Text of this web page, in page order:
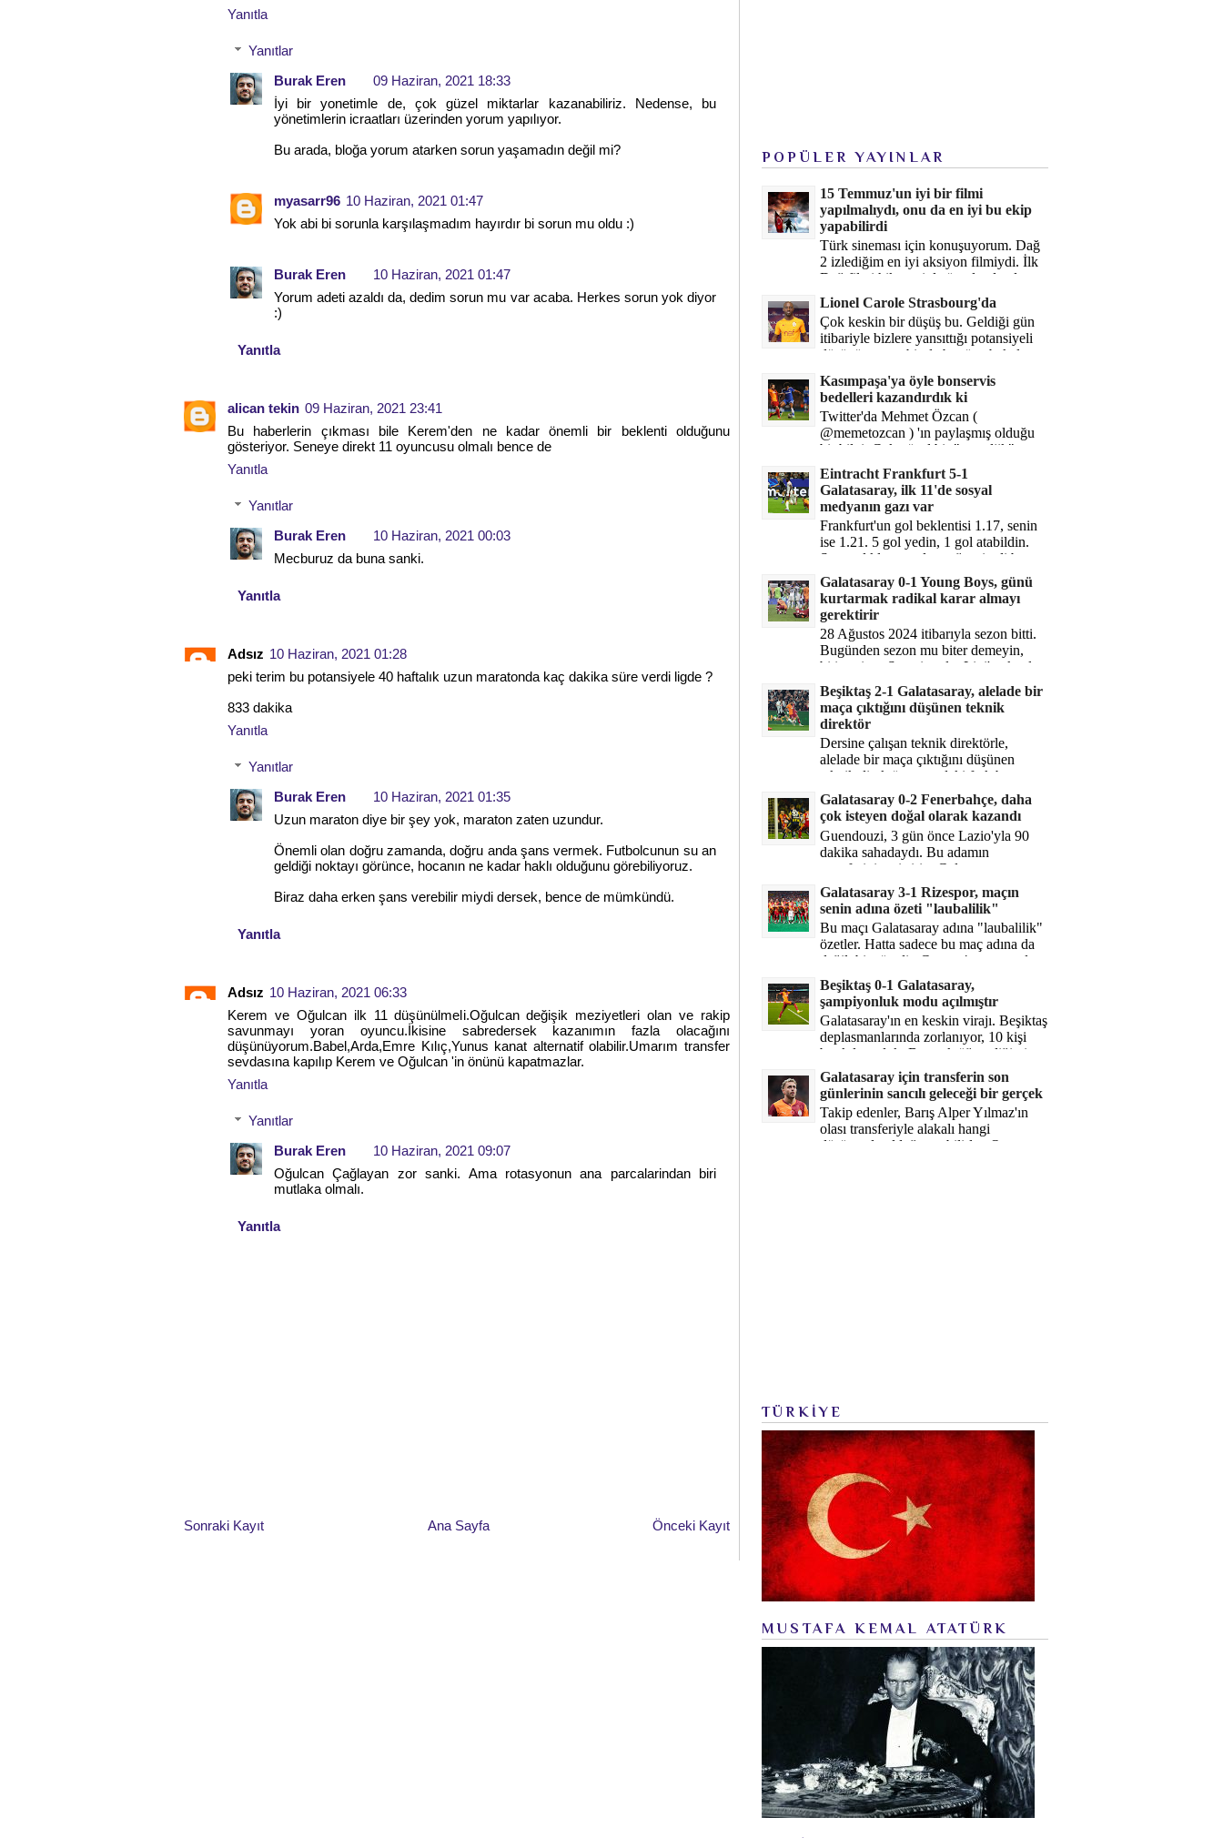
Yanıtla
Yanıtlar
Burak Eren
09 Haziran, 2021 18:33
İyi bir yonetimle de, çok güzel miktarlar kazanabiliriz. Nedense, bu
yönetimlerin icraatları üzerinden yorum yapılıyor.
Bu arada, bloğa yorum atarken sorun yaşamadın değil mi?
myasarr96 10 Haziran, 2021 01:47
Yok abi bi sorunla karşılaşmadım hayırdır bi sorun mu oldu :)
Burak Eren
10 Haziran, 2021 01:47
Yorum adeti azaldı da, dedim sorun mu var acaba. Herkes sorun yok diyor
:)
Yanıtla
alican tekin 09 Haziran, 2021 23:41
Bu haberlerin çıkması bile Kerem'den ne kadar önemli bir beklenti olduğunu
gösteriyor. Seneye direkt 11 oyuncusu olmalı bence de
Yanıtla
Yanıtlar
Burak Eren
10 Haziran, 2021 00:03
Mecburuz da buna sanki.
Yanıtla
Adsız 10 Haziran, 2021 01:28
peki terim bu potansiyele 40 haftalık uzun maratonda kaç dakika süre verdi ligde ?
833 dakika
Yanıtla
Yanıtlar
Burak Eren
10 Haziran, 2021 01:35
Uzun maraton diye bir şey yok, maraton zaten uzundur.
Önemli olan doğru zamanda, doğru anda şans vermek. Futbolcunun su an
geldiği noktayı görünce, hocanın ne kadar haklı olduğunu görebiliyoruz.
Biraz daha erken şans verebilir miydi dersek, bence de mümkündü.
Yanıtla
Adsız 10 Haziran, 2021 06:33
Kerem ve Oğulcan ilk 11 düşünülmeli.Oğulcan değişik meziyetleri olan ve rakip
savunmayı yoran oyuncu.İkisine sabredersek kazanımın fazla olacağını
düşünüyorum.Babel,Arda,Emre Kılıç,Yunus kanat alternatif olabilir.Umarım transfer
sevdasına kapılıp Kerem ve Oğulcan 'in önünü kapatmazlar.
Yanıtla
Yanıtlar
Burak Eren
10 Haziran, 2021 09:07
Oğulcan Çağlayan zor sanki. Ama rotasyonun ana parcalarindan biri
mutlaka olmalı.
Yanıtla
Sonraki Kayıt Önceki Kayıt
Ana Sayfa
POPÜLER YAYINLAR
15 Temmuz'un iyi bir filmi
yapılmalıydı, onu da en iyi bu ekip
yapabilirdi
Türk sineması için konuşuyorum. Dağ
2 izlediğim en iyi aksiyon filmiydi. İlk
Dağ filmi hikayesiyle ön plandaydı,
Dağ 2 ise belki o hika...
Lionel Carole Strasbourg'da
Çok keskin bir düşüş bu. Geldiği gün
itibariyle bizlere yansıttığı potansiyeli
düşünüyorum, bir de bugüne bakalım.
Kasımpaşa'ya öyle bonservis
bedelleri kazandırdık ki
Twitter'da Mehmet Özcan (
@memetozcan ) 'ın paylaşmış olduğu
bir bilgi. Çok güzel bir "nostaljik" pas
diyelim. Kasımpaşa...
Eintracht Frankfurt 5-1
Galatasaray, ilk 11'de sosyal
medyanın gazı var
Frankfurt'un gol beklentisi 1.17, senin
ise 1.21. 5 gol yedin, 1 gol atabildin.
Şanssızlıkla mı anlatacağız şimdi bu
durumu? Rakibin 5 ş...
Galatasaray 0-1 Young Boys, günü
kurtarmak radikal karar almayı
gerektirir
28 Ağustos 2024 itibarıyla sezon bitti.
Bugünden sezon mu biter demeyin,
bitiyor işte. Şampiyonlar Ligi'ne katılım
hakkı senin misyonun ...
Beşiktaş 2-1 Galatasaray, alelade bir
maça çıktığını düşünen teknik
direktör
Dersine çalışan teknik direktörle,
alelade bir maça çıktığını düşünen
teknik direktör arasındaki fark bu
işte. Solskjaer'in çalıştığı de...
Galatasaray 0-2 Fenerbahçe, daha
çok isteyen doğal olarak kazandı
Guendouzi, 3 gün önce Lazio'yla 90
dakika sahadaydı. Bu adamın
transferini yetiştirip, Galatasaray
karşısında 11 oynamasını sağlıyorsun....
Galatasaray 3-1 Rizespor, maçın
senin adına özeti "laubalilik"
Bu maçı Galatasaray adına "laubalilik"
özetler. Hatta sadece bu maç adına da
değil, bir süredir. Geçen 4 maçta sadece
1 gol yedin ...
Beşiktaş 0-1 Galatasaray,
şampiyonluk modu açılmıştır
Galatasaray'ın en keskin virajı. Beşiktaş
deplasmanlarında zorlanıyor, 10 kişi
bırakılıyorduk. Bu artık öğrendiğimiz
bir gerçek. Sane...
Galatasaray için transferin son
günlerinin sancılı geleceği bir gerçek
Takip edenler, Barış Alper Yılmaz'ın
olası transferiyle alakalı hangi
düşüncede olduğumu bilirler. O
TÜRKİYE
MUSTAFA KEMAL ATATÜRK